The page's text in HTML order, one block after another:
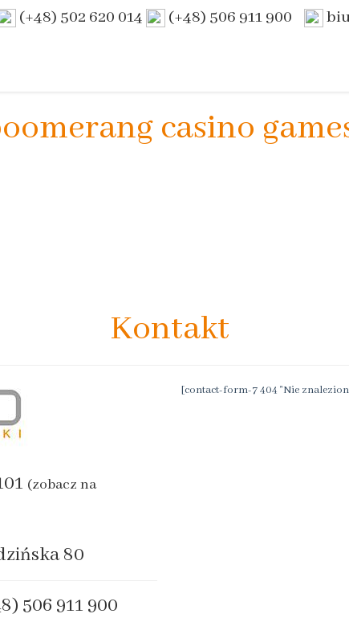
(+48) 502 620 014 (+48) 506 911 900
casino
Kontakt
(zobacz na
80
506 911 900
[contact-form-7 404 "Nie